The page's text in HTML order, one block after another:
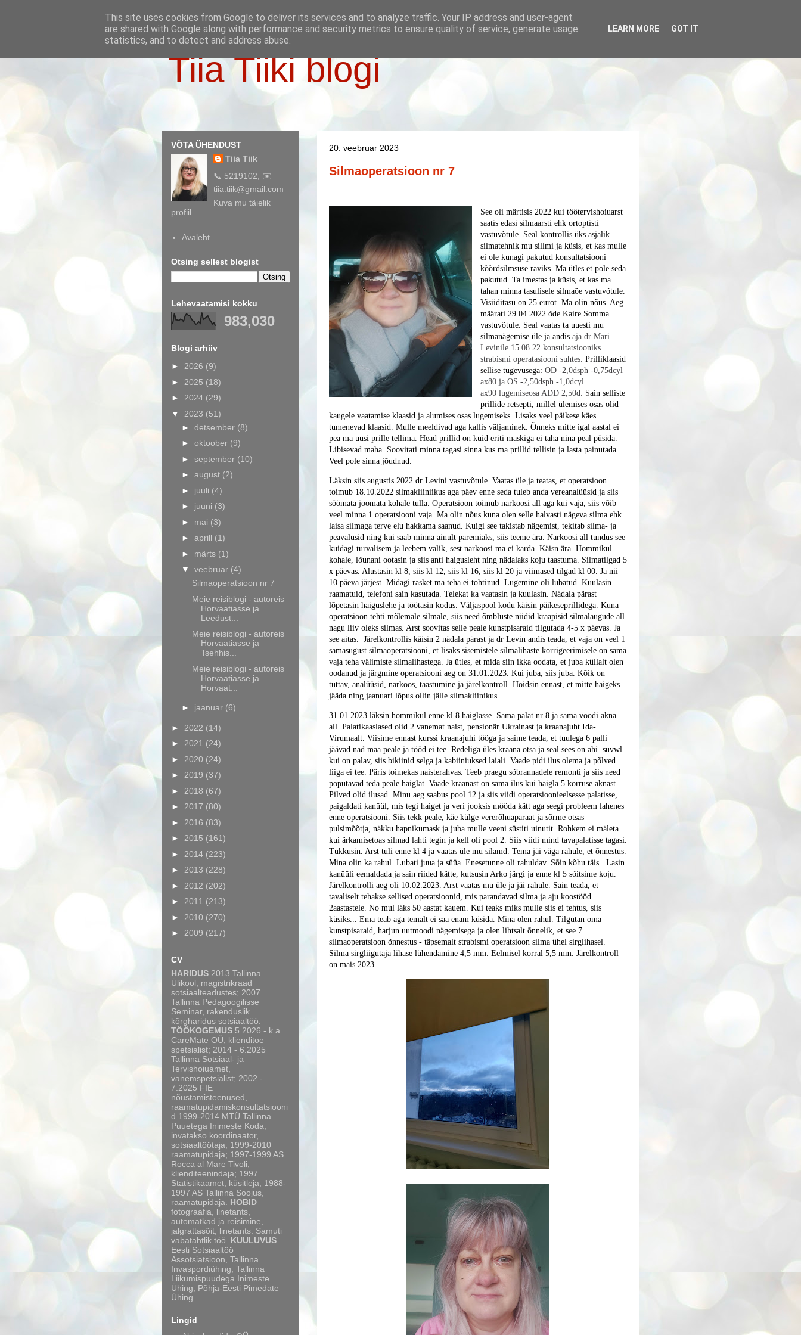
Tiia Tiiki blogi
20. veebruar 2023
Silmaoperatsioon nr 7
See oli märtisis 2022 kui töötervishoiuarst
saatis edasi silmaarsti ehk ortoptisti
vastuvõtule. Seal kontrollis üks asjalik
silmatehnik mu sillmi ja küsis, et kas mulle
ei ole kunagi pakutud konsultatsiooni
kõõrdsilmsuse raviks. Ma ütles et pole seda
pakutud. Ta imestas ja küsis, et kas ma
tahan minna tasulisele silmaõe vastuvõtule.
Visiiditasu on 25 eurot. Ma olin nõus. Aeg
määrati 29.04.2022 õde Kaire Somma
vastuvõtule. Seal vaatas ta uuesti mu
silmanägemise üle ja andis aja dr Mari
Levinile 15.08.22 konsultatsiooniks
strabismi operatasiooni suhtes. Prilliklaasid
sellise tugevusega: OD -2,0dsph -0,75dcyl
ax80 ja OS -2,50dsph -1,0dcyl
ax90 lugemiseosa ADD 2,50d. Sain selliste
prillide retsepti, millel ülemises osas olid
kaugele vaatamise klaasid ja alumises osas lugemiseks. Lisaks veel päikese käes
tumenevad klaasid. Mulle meeldivad aga kallis väljaminek. Õnneks mitte igal aastal ei
pea ma uusi prille tellima. Head prillid on kuid eriti maskiga ei taha nina peal püsida.
Libisevad maha. Soovitati minna tagasi sinna kus ma prillid tellisin ja lasta painutada.
Veel pole sinna jõudnud.
Läksin siis augustis 2022 dr Levini vastuvõtule. Vaatas üle ja teatas, et operatsioon
toimub 18.10.2022 silmakliiniikus aga päev enne seda tuleb anda vereanalüüsid ja siis
söömata joomata kohale tulla. Operatsioon toimub narkoosi all aga kui vaja, siis võib
veel minna 1 operatsiooni vaja. Ma olin nõus kuna olen selle halvasti nägeva silma ehk
laisa silmaga terve elu hakkama saanud. Kuigi see takistab nägemist, tekitab silma- ja
peavalusid ning kui saab minna ainult paremiaks, siis teeme ära. Narkoosi all tundus see
kuidagi turvalisem ja leebem valik, sest narkoosi ma ei karda. Käisn ära. Hommikul
kohale, lõunani ootasin ja siis anti haigusleht ning nädalaks koju taastuma. Silmatilgad 5
x päevas. Alustasin kl 8, siis kl 12, siis kl 16, siis kl 20 ja viimased tilgad kl 00. Ja nii
10 päeva järjest. Midagi rasket ma teha ei tohtinud. Lugemine oli lubatud. Kuulasin
raamatuid, telefoni sain kasutada. Telekat ka vaatasin ja kuulasin. Nädala pärast
lõpetasin haiguslehe ja töötasin kodus. Väljaspool kodu käisin päikeseprillidega. Kuna
operatsioon tehti mõlemale silmale, siis need õmbluste niidid kraapisid silmalaugude all
nagu liiv oleks silmas. Arst soovitas selle peale kunstpisaraid tilgutada 4-5 x päevas. Ja
see aitas. Järelkontrollis käisin 2 nädala pärast ja dr Levin andis teada, et vaja on veel 1
samasugust silmaoperatsiooni, et lisaks sisemistele silmalihaste korrigeerimisele on sama
vaja teha välimiste silmalihastega. Ja ütles, et mida siin ikka oodata, et juba küllalt olen
oodanud ja järgmine operatsiooni aeg on 31.01.2023. Kui juba, siis juba. Kõik on
tuttav, analüüsid, narkoos, taastumine ja järelkontroll. Hoidsin ennast, et mitte haigeks
jääda ning jaanuari lõpus ollin jälle silmakliinikus.
31.01.2023 läksin hommikul enne kl 8 haiglasse. Sama palat nr 8 ja sama voodi akna
all. Palatikaaslased olid 2 vanemat naist, pensionär Ukrainast ja kraanajuht Ida-
Virumaalt. Viisime ennast kurssi kraanajuhi tööga ja saime teada, et tuulega 6 palli
jäävad nad maa peale ja tööd ei tee. Redeliga üles kraana otsa ja seal sees on ahi. suvwl
kui on palav, siis bikiinid selga ja kabiiniuksed laiali. Vaade pidi ilus olema ja põlved
liiga ei tee. Päris toimekas naisterahvas. Teeb praegu sõbrannadele remonti ja siis need
poputavad teda peale haiglat. Vaade kraanast on sama ilus kui haigla 5.korruse aknast.
Pilved olid ilusad. Minu aeg saabus pool 12 ja siis viidi operatsioonieelsesse palatisse,
paigaldati kanüül, mis tegi haiget ja veri jooksis mööda kätt aga seegi probleem lahenes
enne operatsiooni. Siis tekk peale, käe külge vererõhuaparaat ja sõrme otsas
pulsimõõtja, näkku hapnikumask ja juba mulle veeni süstiti uinutit. Rohkem ei mäleta
kui ärkamisetoas silmad lahti tegin ja kell oli pool 2. Siis viidi mind tavapalatisse tagasi.
Tukkusin. Arst tuli enne kl 4 ja vaatas üle mu silamd. Tema jäi väga rahule, et õnnestus.
Mina olin ka rahul. Lubati juua ja süüa. Enesetunne oli rahuldav. Sõin kõhu täis. Lasin
kanüüli eemaldada ja sain riided kätte, kutsusin Arko järgi ja enne kl 5 sõitsime koju.
Järelkontrolli aeg oli 10.02.2023. Arst vaatas mu üle ja jäi rahule. Sain teada, et
tavaliselt tehakse sellised operatsioonid, mis parandavad silma ja aju koostööd
2aastastele. No mul läks 50 aastat kauem. Kui teaks miks mulle siis ei tehtus, siis
küsiks... Ema teab aga temalt ei saa enam küsida. Mina olen rahul. Tilgutan oma
kunstpisaraid, harjun uutmoodi nägemisega ja olen lihtsalt õnnelik, et see 7.
silmaoperatsioon õnnestus - täpsemalt strabismi operatsioon silma ühel sirglihasel.
Silma sirgliigutaja lihase lühendamine 4,5 mm. Eelmisel korral 5,5 mm. Järelkontroll
on mais 2023.
VÕTA ÜHENDUST
Tiia Tiik
📞 5219102, ✉️
tiia.tiik@gmail.com
Kuva mu täielik
profiil
Avaleht
Otsing sellest blogist
Lehevaatamisi kokku
983,030
Blogi arhiiv
► 2026 (9)
► 2025 (18)
► 2024 (29)
▼ 2023 (51)
► detsember (8)
► oktoober (9)
► september (10)
► august (2)
► juuli (4)
► juuni (3)
► mai (3)
► aprill (1)
► märts (1)
▼ veebruar (4)
Silmaoperatsioon nr 7
Meie reisiblogi - autoreis
Horvaatiasse ja
Leedust...
Meie reisiblogi - autoreis
Horvaatiasse ja
Tsehhis...
Meie reisiblogi - autoreis
Horvaatiasse ja
Horvaat...
► jaanuar (6)
► 2022 (14)
► 2021 (24)
► 2020 (24)
► 2019 (37)
► 2018 (67)
► 2017 (80)
► 2016 (83)
► 2015 (161)
► 2014 (223)
► 2013 (228)
► 2012 (202)
► 2011 (213)
► 2010 (270)
► 2009 (217)
CV
HARIDUS 2013 Tallinna
Ülikool, magistrikraad
sotsiaalteadustes; 2007
Tallinna Pedagoogilisse
Seminar, rakenduslik
kõrgharidus sotsiaaltöö.
TÖÖKOGEMUS 5.2026 - k.a.
CareMate OÜ, klienditoe
spetsialist; 2014 - 6.2025
Tallinna Sotsiaal- ja
Tervishoiuamet,
vanemspetsialist; 2002 -
7.2025 FIE
nõustamisteenused,
raamatupidamiskonsultatsiooni
d.1999-2014 MTÜ Tallinna
Puuetega Inimeste Koda,
invatakso koordinaator,
sotsiaaltöötaja, 1999-2010
raamatupidaja; 1997-1999 AS
Rocca al Mare Tivoli,
klienditeenindaja; 1997
Statistikaamet, küsitleja; 1988-
1997 AS Tallinna Soojus,
raamatupidaja. HOBID
fotograafia, linetants,
automatkad ja reisimine,
jalgrattasõit, linetants. Samuti
vabatahtlik töö. KUULUVUS
Eesti Sotsiaaltöö
Assotsiatsioon, Tallinna
Invaspordiühing, Tallinna
Liikumispuudega Inimeste
Ühing, Põhja-Eesti Pimedate
Ühing.
Lingid
This site uses cookies from Google to deliver its services and to analyze traffic. Your IP address and user-agent
are shared with Google along with performance and security metrics to ensure quality of service, generate usage
statistics, and to detect and address abuse.
LEARN MORE GOT IT